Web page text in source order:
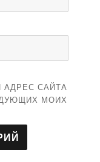
АДРЕС САЙТА
МОИХ